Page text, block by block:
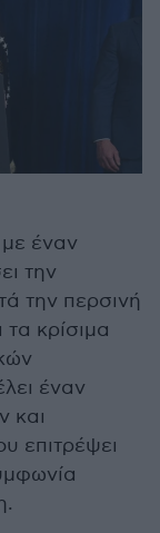
έναν
την
την περσινή
κρίσιμα
έναν
και
επιτρέψει